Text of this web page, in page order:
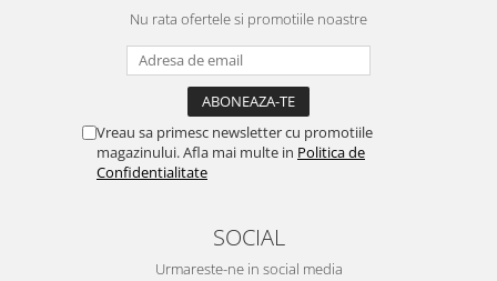
Nu rata ofertele si promotiile noastre
Vreau sa primesc newsletter cu promotiile
magazinului. Afla mai multe in Politica de
Confidentialitate
SOCIAL
Urmareste-ne in social media